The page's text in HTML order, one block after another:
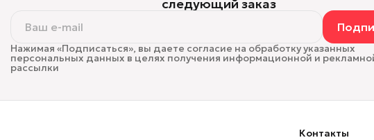
следующий заказ
Нажимая «Подписаться», вы даете согласие на обработку указанных
персональных данных в целях получения информационной и
рассылки
Контакты